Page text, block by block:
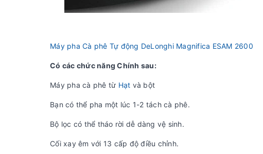
Máy pha Cà phê Tự động DeLonghi Magnifica ESAM 2600
Có các chức năng Chính sau:
Máy pha cà phê từ Hạt và bột
Bạn có thể pha một lúc 1-2 tách cà phê.
Bộ lọc có thể tháo rời dễ dàng vệ sinh.
Cối xay êm với 13 cấp độ điều chỉnh.